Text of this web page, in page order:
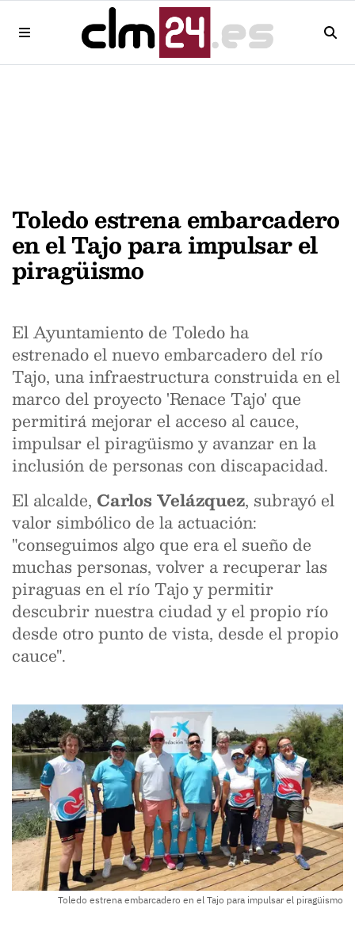
Toledo estrena embarcadero
en el Tajo para impulsar el
piragüismo
El Ayuntamiento de Toledo ha
estrenado el nuevo embarcadero del río
Tajo, una infraestructura construida en el
marco del proyecto 'Renace Tajo' que
permitirá mejorar el acceso al cauce,
impulsar el piragüismo y avanzar en la
inclusión de personas con discapacidad.
El alcalde, Carlos Velázquez, subrayó el
valor simbólico de la actuación:
"conseguimos algo que era el sueño de
muchas personas, volver a recuperar las
piraguas en el río Tajo y permitir
descubrir nuestra ciudad y el propio río
desde otro punto de vista, desde el propio
cauce".
Toledo estrena embarcadero en el Tajo para impulsar el piragüismo